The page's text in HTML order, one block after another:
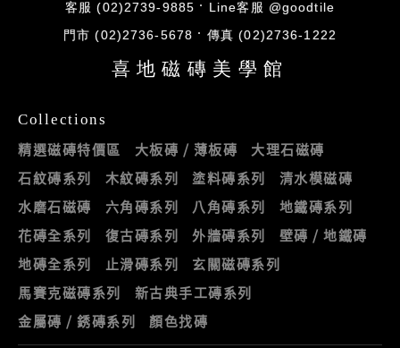
客服 (02)2739-9885 Line客服 @goodtile
門市 (02)2736-5678 傳真 (02)2736-1222
喜地磁磚美學館
Collections
精選磁磚特價區 大板磚 / 薄板磚
大理石磁磚
石紋磚系列
木紋磚系列 塗料磚系列
清水模磁磚
水磨石磁磚
六角磚系列 八角磚系列
地鐵磚系列
花磚全系列
復古磚系列 外牆磚系列
壁磚 / 地鐵磚
地磚全系列
止滑磚系列
玄關磁磚系列
馬賽克磁磚系列
新古典手工磚系列
金屬磚 / 銹磚系列
顏色找磚